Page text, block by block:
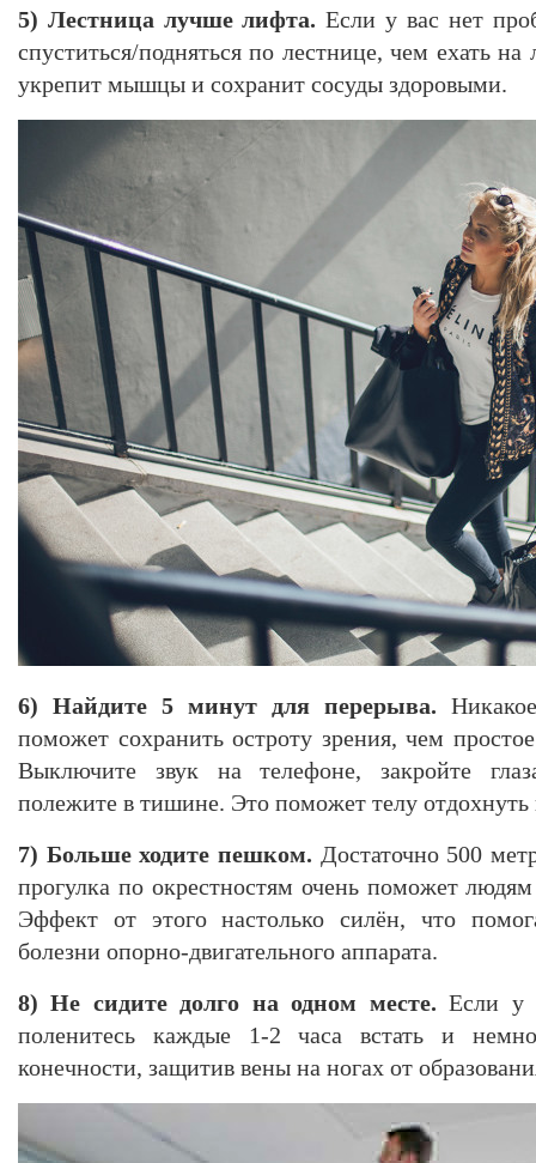
5) Лестница лучше лифта. Если у вас нет
спуститься/подняться по лестнице, чем ехать
укрепит мышцы и сохранит сосуды здоровыми.
6) Найдите 5 минут для перерыва.
поможет сохранить остроту зрения, чем
Выключите звук на телефоне, закройте
полежите в тишине. Это поможет телу отдохнуть
7) Больше ходите пешком. Достаточно 500
прогулка по окрестностям очень поможет
Эффект от этого настолько силён, что
болезни опорно-двигательного аппарата.
8) Не сидите долго на одном месте.Если у
поленитесь каждые 1-2 часа встать и
конечности, защитив вены на ногах от